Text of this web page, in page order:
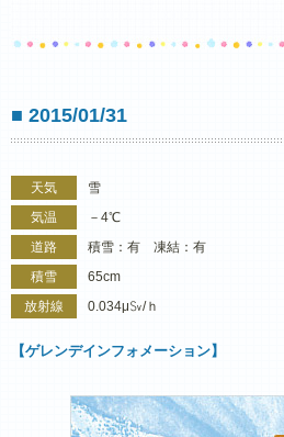
■ 2015/01/31
天気
雪
気温
－4℃
道路
積雪：有 凍結：有
積雪
65cm
放射線
0.034μ㏜/ｈ
【ゲレンデインフォメーション】